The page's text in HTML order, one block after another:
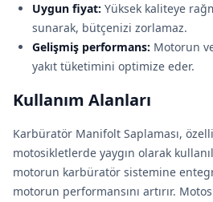
Uygun fiyat: Yüksek kaliteye
sunarak, bütçenizi zorlamaz.
Gelişmiş performans: Motorun
yakıt tüketimini optimize eder.
Kullanım Alanları
Karbüratör Manifolt Saplaması,
motosikletlerde yaygın olarak
motorun karbüratör sistemine
motorun performansını artırır.